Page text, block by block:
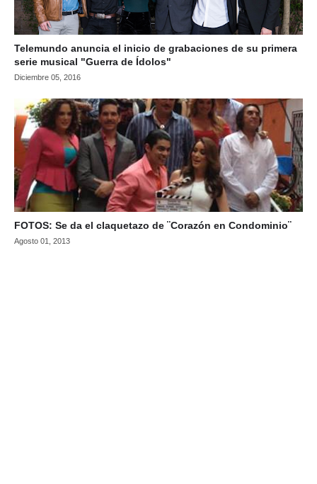
Telemundo anuncia el inicio de grabaciones de su primera
serie musical "Guerra de Ídolos"
Diciembre 05, 2016
FOTOS: Se da el claquetazo de ¨Corazón en Condominio¨
Agosto 01, 2013